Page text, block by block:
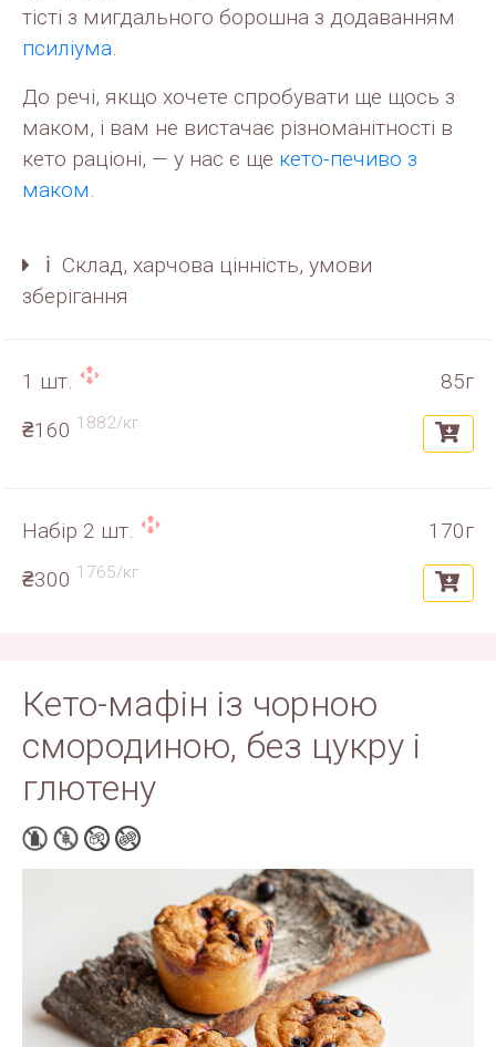
тісті з мигдального борошна з додаванням
псиліума
До речі, якщо хочете спробувати ще щось з
маком, і вам не вистачає різноманітності в
кето раціоні, — у нас є ще кето-печиво з
маком
ℹ️ Склад, харчова цінність, умови
зберігання
1 шт.
85г
₴160 1882/кг
Набір 2 шт.
170г
₴300 1765/кг
Кето-мафін із чорною
смородиною, без цукру і
глютену